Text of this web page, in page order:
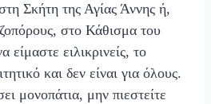
Σκήτη της Αγίας Άννης ή,
στο Κάθισμα του
ειλικρινείς, το
και δεν είναι για όλους.
μονοπάτια, μην πιεστείτε